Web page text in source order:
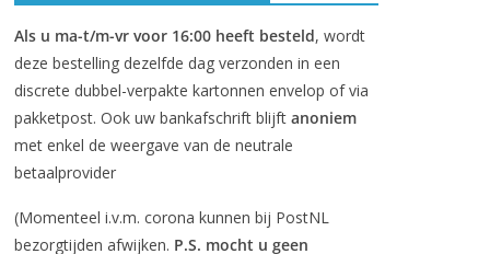
Als u ma-t/m-vr voor 16:00 heeft besteld, wordt
deze bestelling dezelfde dag verzonden in een
discrete dubbel-verpakte kartonnen envelop of via
pakketpost. Ook uw bankafschrift blijft anoniem
met enkel de weergave van de neutrale
betaalprovider
(Momenteel i.v.m. corona kunnen bij PostNL
bezorgtijden afwijken. P.S. mocht u geen